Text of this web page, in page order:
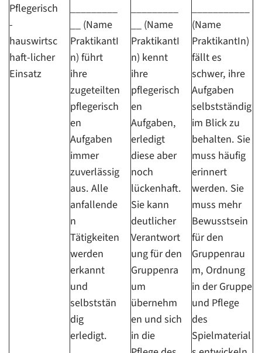
Pflegerisch
-
hauswirtsc
haft-licher
Einsatz
_________
__ (Name
PraktikantI
n) führt
ihre
zugeteilten
pflegerisch
en
Aufgaben
immer
zuverlässig
aus. Alle
anfallende
n
Tätigkeiten
werden
erkannt
und
selbststän
dig
erledigt.
_________
__ (Name
PraktikantI
n) kennt
ihre
pflegerisch
en
Aufgaben,
erledigt
diese aber
noch
lückenhaft.
Sie kann
deutlicher
Verantwort
ung für den
Gruppenra
um
übernehm
en und sich
in die
___________
(Name
PraktikantIn)
fällt es
schwer, ihre
Aufgaben
selbstständig
im Blick zu
behalten. Sie
muss häufig
erinnert
werden. Sie
muss mehr
Bewusstsein
für den
Gruppenrau
m, Ordnung
in der Gruppe
und Pflege
des
Spielmaterial